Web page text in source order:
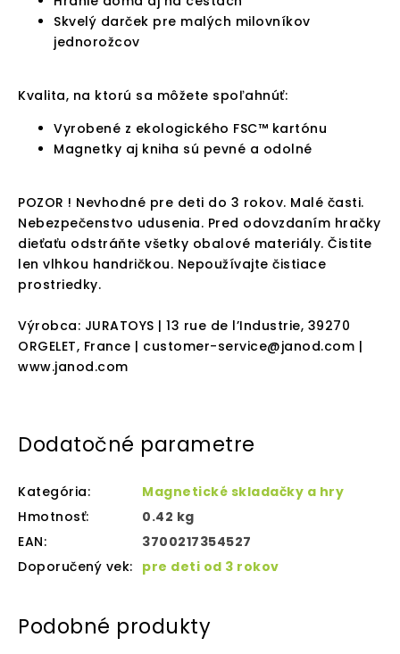
Skvelý darček pre malých milovníkov
jednorožcov
Kvalita, na ktorú sa môžete spoľahnúť:
Vyrobené z ekologického FSC™ kartónu
Magnetky aj kniha sú pevné a odolné
POZOR ! Nevhodné pre deti do 3 rokov. Malé časti.
Nebezpečenstvo udusenia. Pred odovzdaním hračky
dieťaťu odstráňte všetky obalové materiály. Čistite
len vlhkou handričkou. Nepoužívajte čistiace
prostriedky.
Výrobca: JURATOYS | 13 rue de l’Industrie, 39270
ORGELET, France | customer-service@janod.com |
www.janod.com
Dodatočné parametre
Kategória:
Magnetické skladačky a hry
Hmotnosť:
0.42 kg
EAN:
3700217354527
Doporučený vek: pre deti od 3 rokov